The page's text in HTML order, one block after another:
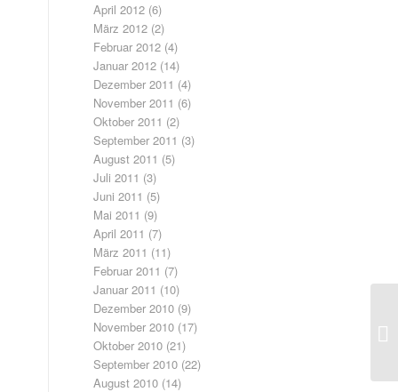
April 2012 (6)
März 2012 (2)
Februar 2012 (4)
Januar 2012 (14)
Dezember 2011 (4)
November 2011 (6)
Oktober 2011 (2)
September 2011 (3)
August 2011 (5)
Juli 2011 (3)
Juni 2011 (5)
Mai 2011 (9)
April 2011 (7)
März 2011 (11)
Februar 2011 (7)
Januar 2011 (10)
Dezember 2010 (9)
November 2010 (17)
Oktober 2010 (21)
September 2010 (22)
August 2010 (14)